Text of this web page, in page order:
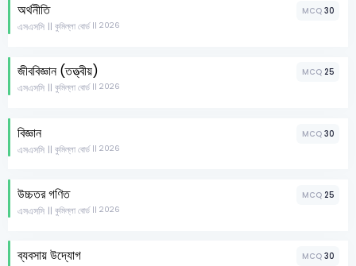
অর্থনীতি
এসএসসি || কুমিল্লা বোর্ড || 2026
MCQ 30
জীববিজ্ঞান (তত্ত্বীয়)
এসএসসি || কুমিল্লা বোর্ড || 2026
MCQ 25
বিজ্ঞান
এসএসসি || কুমিল্লা বোর্ড || 2026
MCQ 30
উচ্চতর গণিত
এসএসসি || কুমিল্লা বোর্ড || 2026
MCQ 25
ব্যবসায় উদ্যোগ MCQ 30